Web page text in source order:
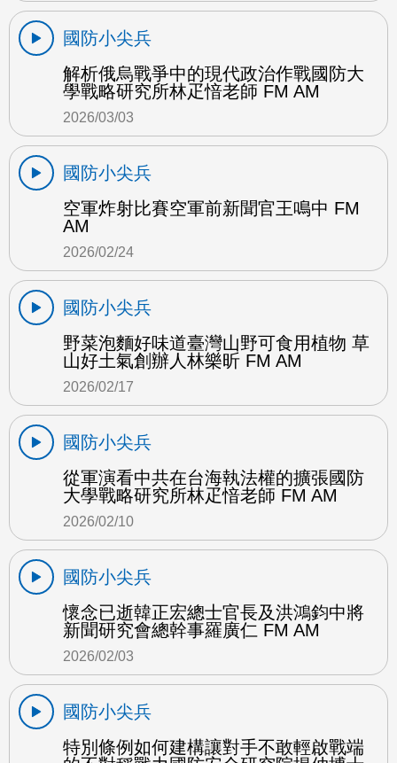
國防小尖兵
解析俄烏戰爭中的現代政治作戰國防大
學戰略研究所林疋愔老師 FM AM
2026/03/03
國防小尖兵
空軍炸射比賽空軍前新聞官王鳴中 FM
AM
2026/02/24
國防小尖兵
野菜泡麵好味道臺灣山野可食用植物 草
山好土氣創辦人林樂昕 FM AM
2026/02/17
國防小尖兵
從軍演看中共在台海執法權的擴張國防
大學戰略研究所林疋愔老師 FM AM
2026/02/10
國防小尖兵
懷念已逝韓正宏總士官長及洪鴻鈞中將
新聞研究會總幹事羅廣仁 FM AM
2026/02/03
國防小尖兵
特別條例如何建構讓對手不敢輕啟戰端